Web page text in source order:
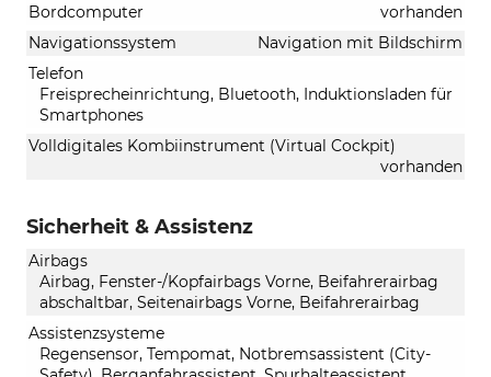
Bordcomputer
vorhanden
Navigationssystem
Navigation mit Bildschirm
Telefon
Freisprecheinrichtung, Bluetooth, Induktionsladen für
Smartphones
Volldigitales Kombiinstrument (Virtual Cockpit)
vorhanden
Sicherheit & Assistenz
Airbags
Airbag, Fenster-/Kopfairbags Vorne, Beifahrerairbag
abschaltbar, Seitenairbags Vorne, Beifahrerairbag
Assistenzsysteme
Regensensor, Tempomat, Notbremsassistent (City-